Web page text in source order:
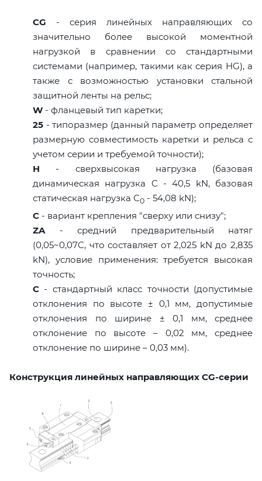
CG - серия линейных направляющих со
значительно более высокой моментной
нагрузкой в сравнении со стандартными
системами (например, такими как серия HG), а
также с возможностью установки стальной
защитной ленты на рельс;
W - фланцевый тип каретки;
25 - типоразмер (данный параметр определяет
размерную совместимость каретки и рельса с
учетом серии и требуемой точности);
H - сверхвысокая нагрузка (базовая
динамическая нагрузка C - 40,5 kN, базовая
статическая нагрузка С0 - 54,08 kN);
C - вариант крепления "сверху или снизу";
ZA- средний предварительный натяг
(0,05~0,07C, что составляет от 2,025 kN до 2,835
kN), условие применения: требуется высокая
точность;
C - стандартный класс точности (допустимые
отклонения по высоте ± 0,1 мм, допустимые
отклонения по ширине ± 0,1 мм, среднее
отклонение по высоте – 0,02 мм, среднее
отклонение по ширине – 0,03 мм).
Конструкция линейных направляющих CG-серии